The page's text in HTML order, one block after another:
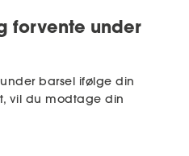
forvente under
barsel ifølge din
vil du modtage din